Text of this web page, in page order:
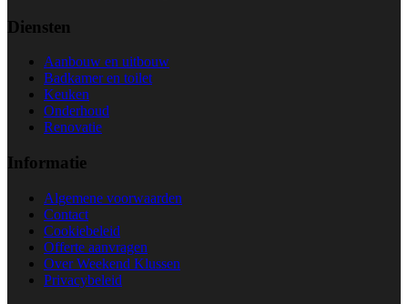
Diensten
Aanbouw en uitbouw
Badkamer en toilet
Keuken
Onderhoud
Renovatie
Informatie
Algemene voorwaarden
Contact
Cookiebeleid
Offerte aanvragen
Over Weekend Klussen
Privacybeleid